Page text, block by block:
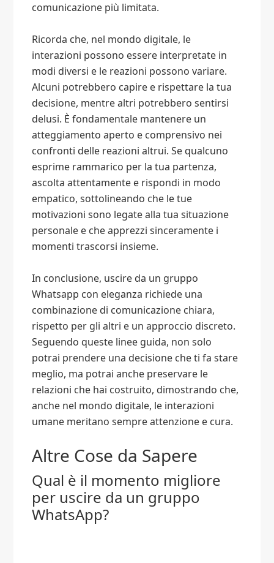
comunicazione più limitata.
Ricorda che, nel mondo digitale, le
interazioni possono essere interpretate in
modi diversi e le reazioni possono variare.
Alcuni potrebbero capire e rispettare la tua
decisione, mentre altri potrebbero sentirsi
delusi. È fondamentale mantenere un
atteggiamento aperto e comprensivo nei
confronti delle reazioni altrui. Se qualcuno
esprime rammarico per la tua partenza,
ascolta attentamente e rispondi in modo
empatico, sottolineando che le tue
motivazioni sono legate alla tua situazione
personale e che apprezzi sinceramente i
momenti trascorsi insieme.
In conclusione, uscire da un gruppo
Whatsapp con eleganza richiede una
combinazione di comunicazione chiara,
rispetto per gli altri e un approccio discreto.
Seguendo queste linee guida, non solo
potrai prendere una decisione che ti fa stare
meglio, ma potrai anche preservare le
relazioni che hai costruito, dimostrando che,
anche nel mondo digitale, le interazioni
umane meritano sempre attenzione e cura.
Altre Cose da Sapere
Qual è il momento migliore
per uscire da un gruppo
WhatsApp?